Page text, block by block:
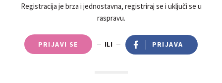
Registracija je brza i jednostavna, registriraj se i uključi se u
raspravu.
PRIJAVI SE ILI PRIJAVA